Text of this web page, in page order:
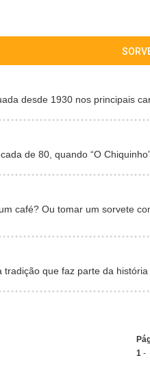
desde 1930 nos principais
de 80, quando “O
café? Ou tomar um sorvete
tradição que faz parte da
1 -